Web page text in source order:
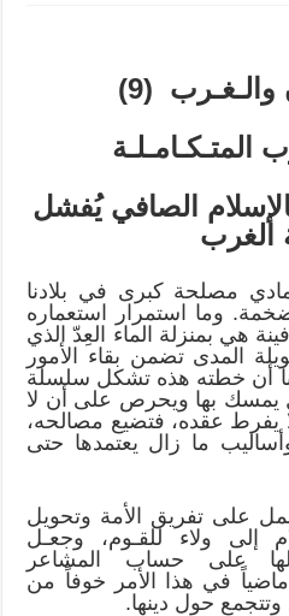
والـغـرب (9)
المتـكـامـلـة
الصافي يُفشل
مصلحة كبرى في بلادنا
وما استمرار استعماره
هي بمنزلة الماء العِدّ الذي
المدى تضمن بقاء الأمور
أن خطته هذه تشكل سلسلة
يمسك بها ويحرص على أن لا
يفرط عقده، فتضيع مصالحه،
ما زال يعتمدها حتى
على تفريق الأمة وتحويل
إلى ولاء للقـوم، وجعـل
على حساب المشاعر
ماضياً في هذا الأمر خوفاً من
حول دينها.